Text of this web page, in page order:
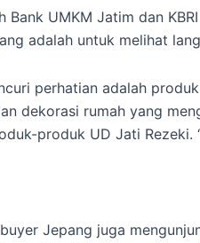
Bank UMKM Jatim dan
adalah untuk melihat
perhatian adalah
dekorasi rumah yang
produk UD Jati
Jepang juga